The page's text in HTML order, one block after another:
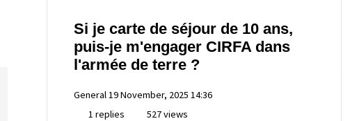
Si je carte de séjour de 10 ans,
puis-je m'engager CIRFA dans
l'armée de terre ?
General19 November, 2025 14:36
1 replies
527 views